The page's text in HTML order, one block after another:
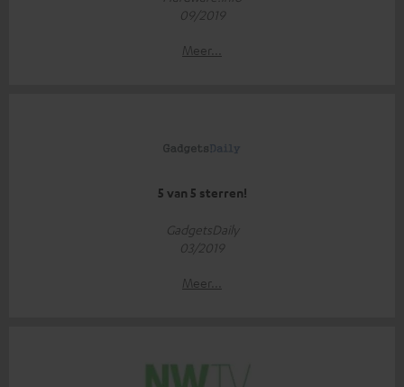
09/2019
Meer...
5 van 5 sterren!
GadgetsDaily
03/2019
Meer...